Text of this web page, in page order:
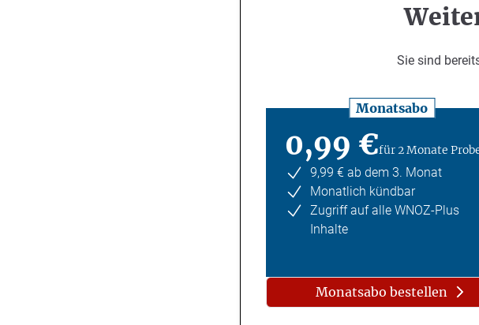
Sie sind
Monatsabo
0,99 €für 2 Monate
9,99 € ab dem 3. Monat
Monatlich kündbar
Zugriff auf alle WNOZ-Plus
Inhalte
Monatsabo bestellen